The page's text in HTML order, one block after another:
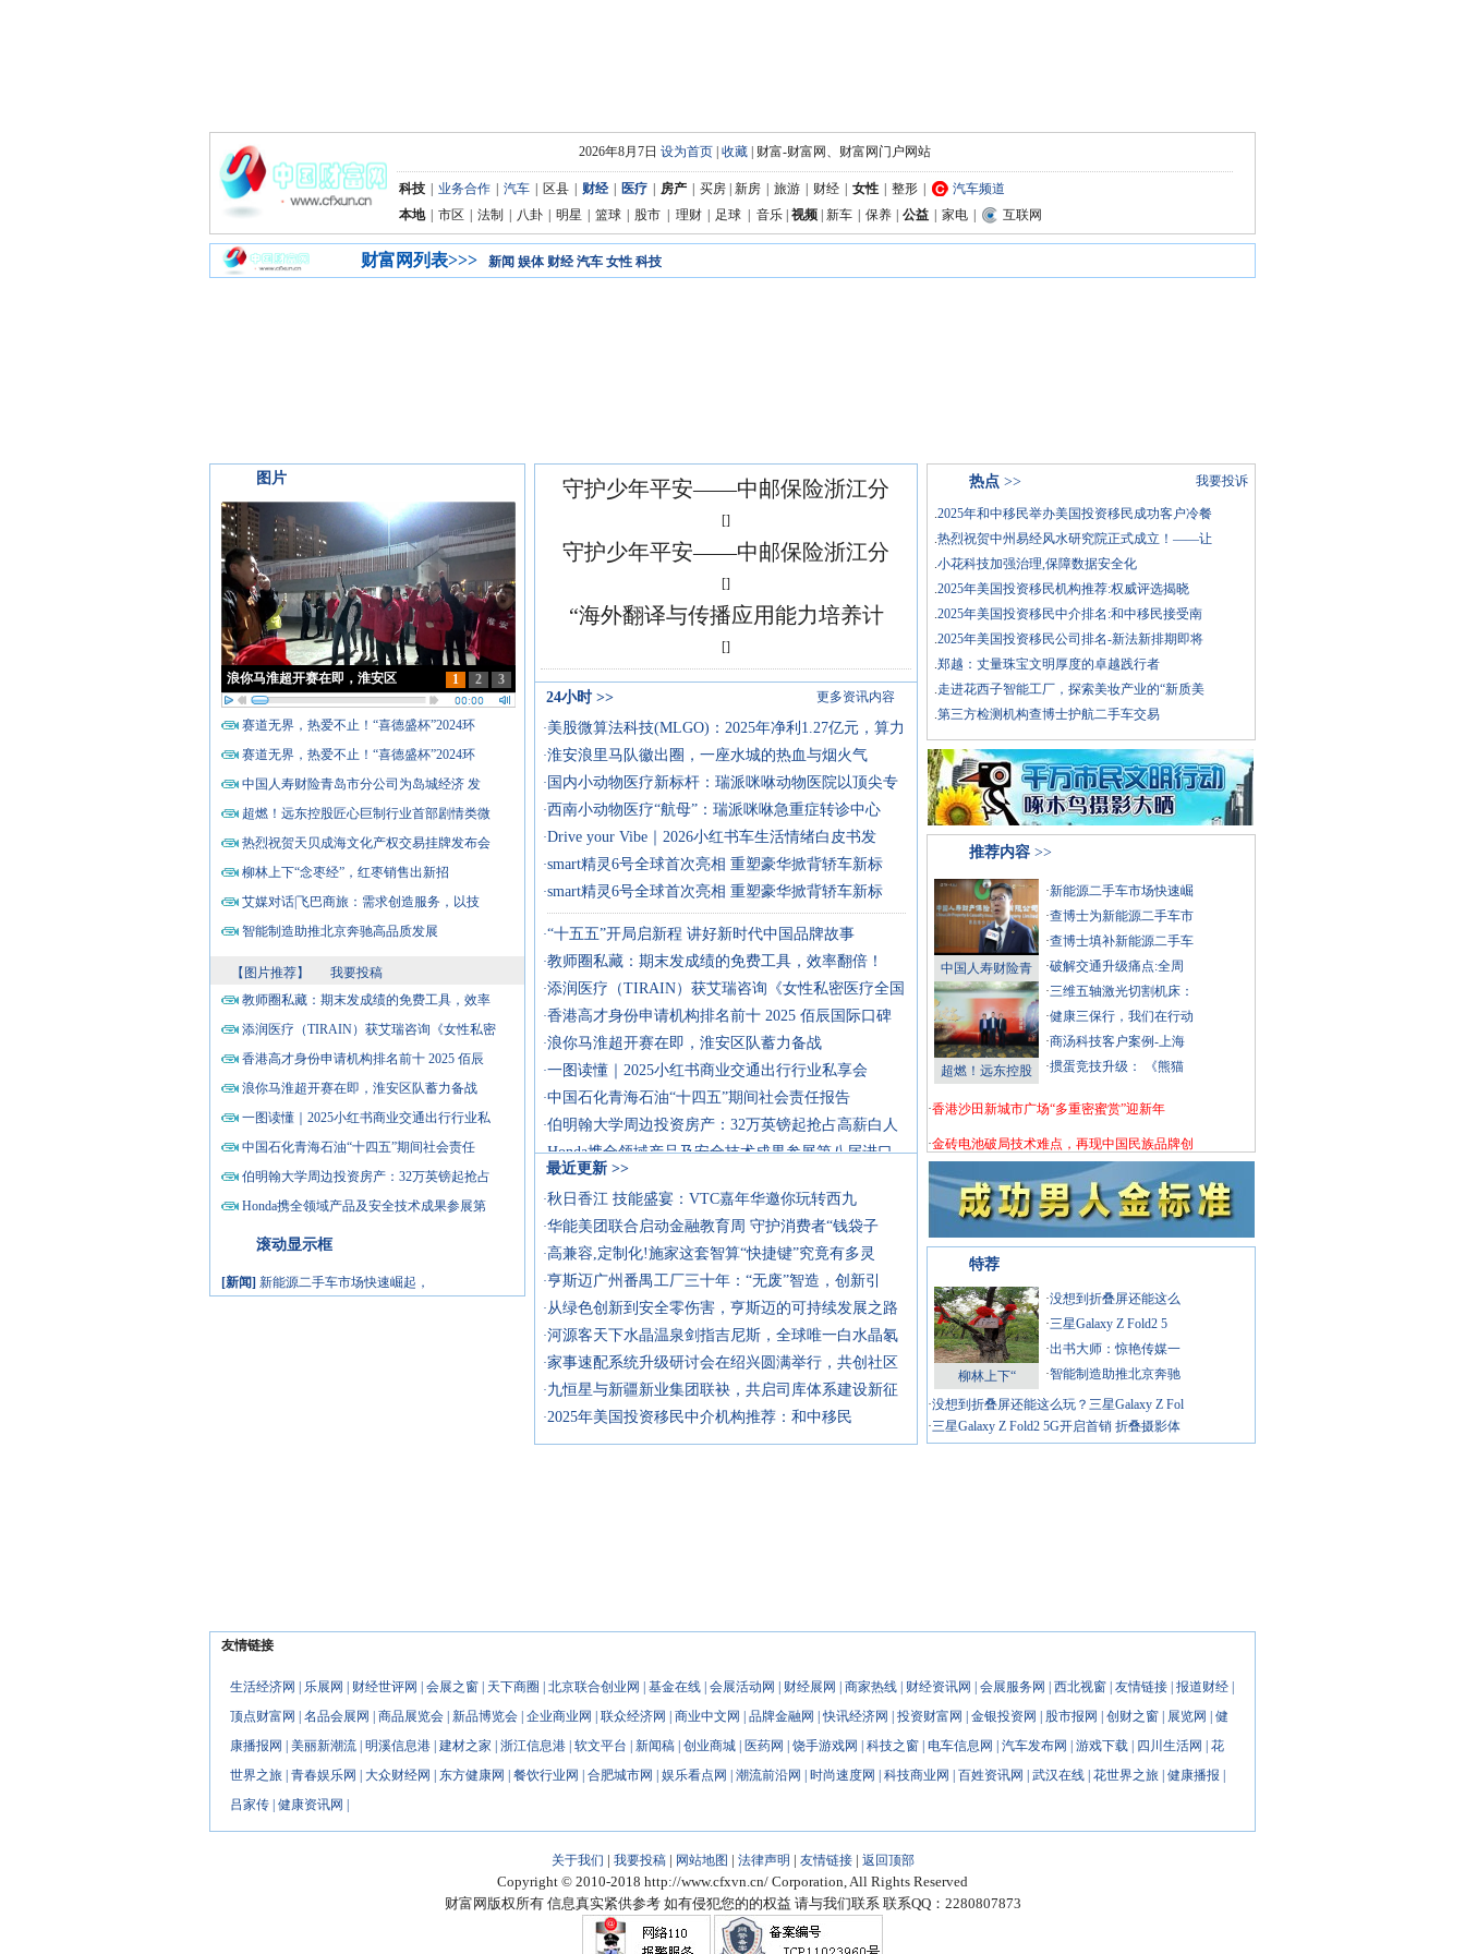
2026年8月7日 设为首页 收藏 | 财富-财富网、财富网门户网站
科技 | 业务合作 | 汽车 | 区县 | 财经 | 医疗 | 房产 | 买房 | 新房 | 旅游 | 财经 | 女性 | 整形 |
汽车频道
本地| 市区 | 法制 | 八卦 | 明星 | 篮球 | 股市 | 理财 | 足球 | 音乐 | 视频 | 新车 | 保养 | 公益 | 家电 | 互联网
财富网列表>>> 新闻 娱体 财经 汽车 女性 科技
图片
浪你马淮超开赛在即，淮安区 1 2 3
赛道无界，热爱不止！“喜德盛杯”2024环
赛道无界，热爱不止！“喜德盛杯”2024环
中国人寿财险青岛市分公司为岛城经济 发
超燃！远东控股匠心巨制行业首部剧情类微
热烈祝贺天贝成海文化产权交易挂牌发布会
柳林上下“念枣经”，红枣销售出新招
艾媒对话|飞巴商旅：需求创造服务，以技
智能制造助推北京奔驰高品质发展
【图片推荐】
我要投稿
教师圈私藏：期末发成绩的免费工具，效率
添润医疗（TIRAIN）获艾瑞咨询《女性私密
香港高才身份申请机构排名前十 2025 佰辰
浪你马淮超开赛在即，淮安区队蓄力备战
一图读懂｜2025小红书商业交通出行行业私
中国石化青海石油“十四五”期间社会责任
伯明翰大学周边投资房产：32万英镑起抢占
Honda携全领域产品及安全技术成果参展第
滚动显示框
[新闻] 新能源二手车市场快速崛起，
守护少年平安——中邮保险浙江分
[]
守护少年平安——中邮保险浙江分
[]
“海外翻译与传播应用能力培养计
[]
24小时 >> 更多资讯内容
·美股微算法科技(MLGO)：2025年净利1.27亿元，算力
·淮安浪里马队徽出圈，一座水城的热血与烟火气
· 国内小动物医疗新标杆：瑞派咪咻动物医院以顶尖专
·西南小动物医疗“航母”：瑞派咪咻急重症转诊中心
·Drive your Vibe｜2026小红书车生活情绪白皮书发
·smart精灵6号全球首次亮相 重塑豪华掀背轿车新标
·smart精灵6号全球首次亮相 重塑豪华掀背轿车新标
·“十五五”开局启新程 讲好新时代中国品牌故事
·教师圈私藏：期末发成绩的免费工具，效率翻倍！
·添润医疗（TIRAIN）获艾瑞咨询《女性私密医疗全国
·香港高才身份申请机构排名前十 2025 佰辰国际口碑
·浪你马淮超开赛在即，淮安区队蓄力备战
·一图读懂｜2025小红书商业交通出行行业私享会
·中国石化青海石油“十四五”期间社会责任报告
·伯明翰大学周边投资房产：32万英镑起抢占高薪白人
·Honda携全领域产品及安全技术成果参展第八届进口
Honda携全领域产品及安全技术成果参展第八届进口
小红书「马路生活节」爆火出圈：一场让品牌回归人
华能信托破局25年期限：以绿色信托“敢为”与“可
华能信托探路柳巷煤矿：从“黑金”到“绿金”，解
亨斯迈亮相中国国际石化大会：以创新与绿色实践解
守正创新研良药，科技赋能护安康
最近更新 >>
·秋日香江 技能盛宴：VTC嘉年华邀你玩转西九
·华能美团联合启动金融教育周 守护消费者“钱袋子
·高兼容,定制化!施家这套智算“快捷键”究竟有多灵
·亨斯迈广州番禺工厂三十年：“无废”智造，创新引
·从绿色创新到安全零伤害，亨斯迈的可持续发展之路
·河源客天下水晶温泉剑指吉尼斯，全球唯一白水晶氡
·家事速配系统升级研讨会在绍兴圆满举行，共创社区
·九恒星与新疆新业集团联袂，共启司库体系建设新征
·2025年美国投资移民中介机构推荐：和中移民
热点 >> 我要投诉
.2025年和中移民举办美国投资移民成功客户冷餐
.热烈祝贺中州易经风水研究院正式成立！——让
.小花科技加强治理,保障数据安全化
.2025年美国投资移民机构推荐:权威评选揭晓
.2025年美国投资移民中介排名:和中移民接受南
.2025年美国投资移民公司排名-新法新排期即将
.郑越：丈量珠宝文明厚度的卓越践行者
.走进花西子智能工厂，探索美妆产业的“新质美
.第三方检测机构查博士护航二手车交易
推荐内容 >>
中国人寿财险青
超燃！远东控股
·新能源二手车市场快速崛
·查博士为新能源二手车市
·查博士填补新能源二手车
·破解交通升级痛点:全周
·三维五轴激光切割机床：
·健康三保行，我们在行动
·商汤科技客户案例-上海
·掼蛋竞技升级： 《熊猫
·香港沙田新城市广场“多重密蜜赏”迎新年
·金砖电池破局技术难点，再现中国民族品牌创
特荐
柳林上下“
·没想到折叠屏还能这么
·三星Galaxy Z Fold2 5
·出书大师：惊艳传媒一
·智能制造助推北京奔驰
·没想到折叠屏还能这么玩？三星Galaxy Z Fol
·三星Galaxy Z Fold2 5G开启首销 折叠摄影体
友情链接
生活经济网 乐展网 财经世评网 会展之窗 天下商圈 北京联合创业网 基金在线 会展活动网 财经展网 商家热线 财经资讯网 会展服务网 西北视窗 友情链接 报道财经
顶点财富网
名品会展网 商品展览会 新品博览会 企业商业网 联众经济网 商业中文网 品牌金融网 |快讯经济网 投资财富网 金银投资网 股市报网 创财之窗 展览网
健
康播报网
美丽新潮流 明溪信息港 建材之家 浙江信息港 软文平台 新闻稿 创业商城 医药网 饶手游戏网 科技之窗 电车信息网 汽车发布网 游戏下载 四川生活网
花
世界之旅
青春娱乐网 大众财经网 东方健康网 餐饮行业网 合肥城市网 娱乐看点网 潮流前沿网 时尚速度网 科技商业网 百姓资讯网 武汉在线 花世界之旅 健康播报
吕家传 健康资讯网
关于我们 | 我要投稿| 网站地图 | 法律声明 | 友情链接| 返回顶部
Copyright © 2010-2018 http://www.cfxvn.cn/ Corporation, All Rights Reserved
财富网版权所有 信息真实紧供参考 如有侵犯您的的权益 请与我们联系 联系QQ：2280807873